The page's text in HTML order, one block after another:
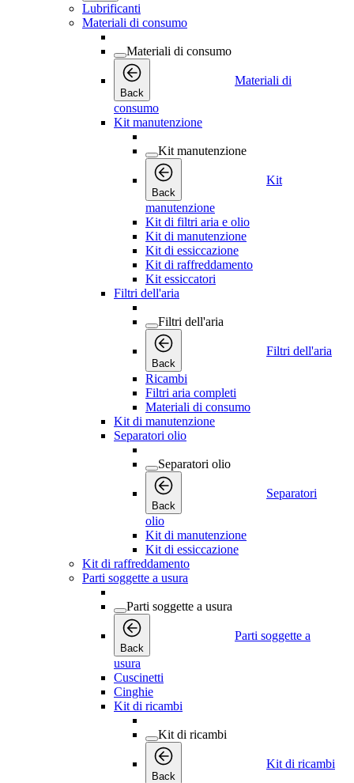
Lubrificanti
Materiali di consumo
Materiali di consumo
Back
Materiali di
consumo
Kit manutenzione
Kit manutenzione
Back
Kit
manutenzione
Kit di filtri aria e olio
Kit di manutenzione
Kit di essiccazione
Kit di raffreddamento
Kit essiccatori
Filtri dell'aria
Filtri dell'aria
Back
Filtri dell'aria
Ricambi
Filtri aria completi
Materiali di consumo
Kit di manutenzione
Separatori olio
Separatori olio
Back
Separatori
olio
Kit di manutenzione
Kit di essiccazione
Kit di raffreddamento
Parti soggette a usura
Parti soggette a usura
Back
Parti soggette a
usura
Cuscinetti
Cinghie
Kit di ricambi
Kit di ricambi
Back
Kit di ricambi